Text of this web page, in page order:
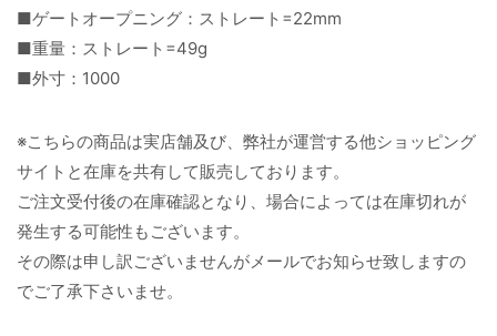
■ゲートオープニング：ストレート=22mm
■重量：ストレート=49g
■外寸：1000
※こちらの商品は実店舗及び、弊社が運営する他ショッピング
サイトと在庫を共有して販売しております。
ご注文受付後の在庫確認となり、場合によっては在庫切れが
発生する可能性もございます。
その際は申し訳ございませんがメールでお知らせ致しますの
でご了承下さいませ。